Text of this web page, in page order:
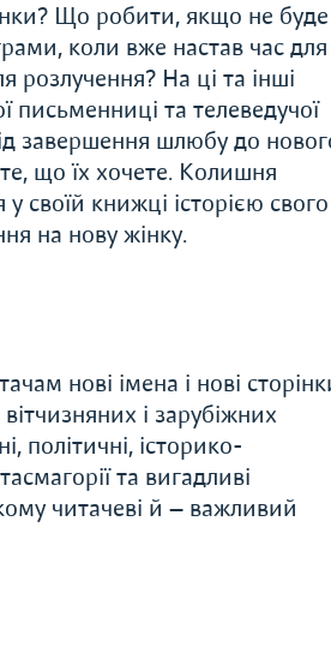
Що робити, якщо не буде
коли вже настав час для
розлучення? На ці та інші
письменниці та телеведучої
завершення шлюбу до
що їх хочете. Колишня
своїй книжці історією свого
на нову жінку.
нові імена і нові
і зарубіжних
політичні, історико-
та вигадливі
читачеві й — важливий